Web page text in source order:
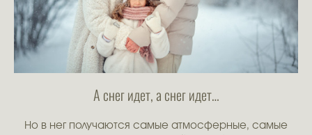
А снег идет, а снег идет…
Но в нег получаются самые атмосферные, самые